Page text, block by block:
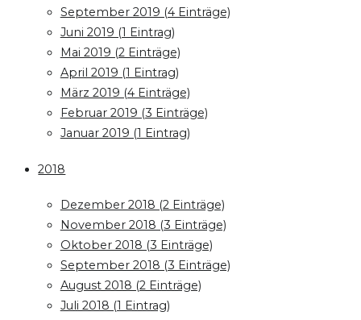
September 2019 (4 Einträge)
Juni 2019 (1 Eintrag)
Mai 2019 (2 Einträge)
April 2019 (1 Eintrag)
März 2019 (4 Einträge)
Februar 2019 (3 Einträge)
Januar 2019 (1 Eintrag)
2018
Dezember 2018 (2 Einträge)
November 2018 (3 Einträge)
Oktober 2018 (3 Einträge)
September 2018 (3 Einträge)
August 2018 (2 Einträge)
Juli 2018 (1 Eintrag)